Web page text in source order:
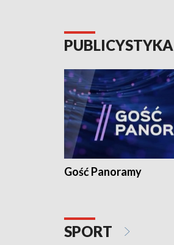
PUBLICYSTYKA
Gość Panoramy
SPORT